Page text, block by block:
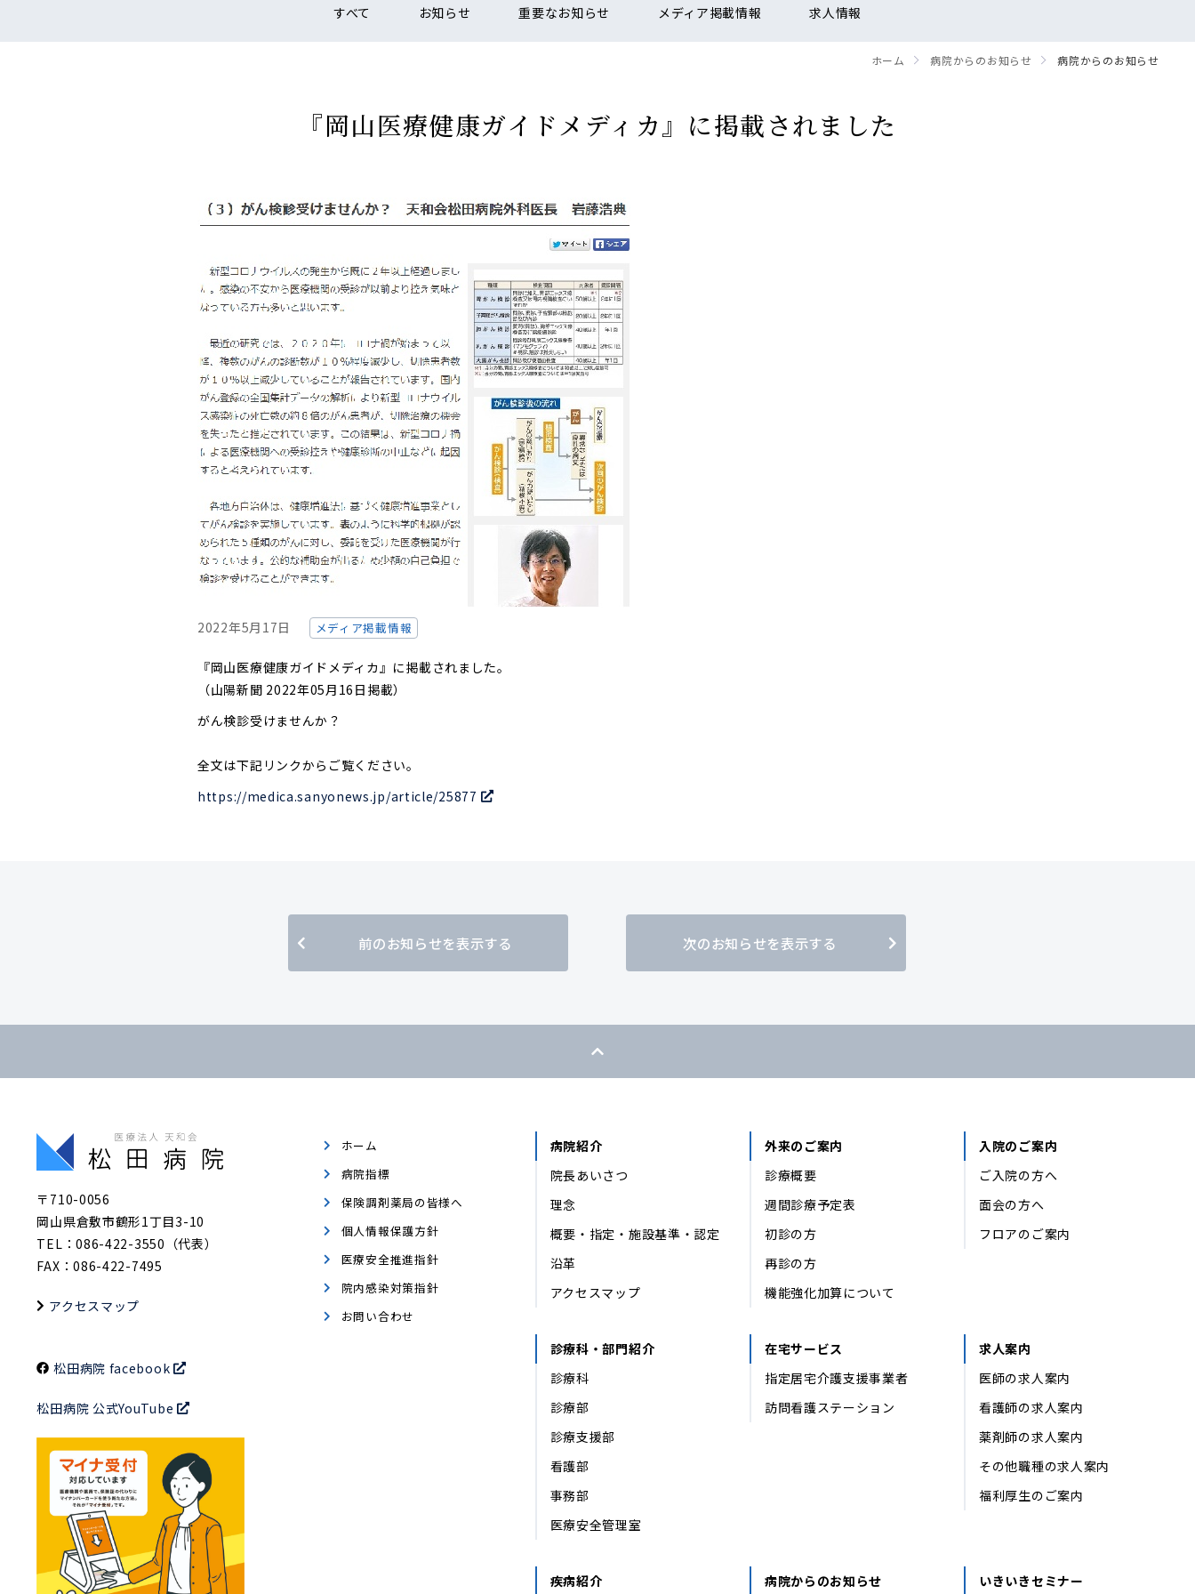
すべて お知らせ 重要なお知らせ メディア掲載情報 求人情報
ホーム 病院からのお知らせ 病院からのお知らせ
『岡山医療健康ガイドメディカ』に掲載されました
2022年5月17日 メディア掲載情報
『岡山医療健康ガイドメディカ』に掲載されました。
（山陽新聞 2022年05月16日掲載）
がん検診受けませんか？
全文は下記リンクからご覧ください。
https://medica.sanyonews.jp/article/25877
前のお知らせを表示する 次のお知らせを表示する
〒710-0056
岡山県倉敷市鶴形1丁目3-10
TEL：086-422-3550（代表）
FAX：086-422-7495
アクセスマップ
松田病院 facebook
松田病院 公式YouTube
ホーム
病院指標
保険調剤薬局の皆様へ
個人情報保護方針
医療安全推進指針
院内感染対策指針
お問い合わせ
病院紹介
院長あいさつ
理念
概要・指定・施設基準・認定
沿革
アクセスマップ
外来のご案内
診療概要
週間診療予定表
初診の方
再診の方
機能強化加算について
入院のご案内
ご入院の方へ
面会の方へ
フロアのご案内
診療科・部門紹介
診療科
診療部
診療支援部
看護部
事務部
医療安全管理室
在宅サービス
指定居宅介護支援事業者
訪問看護ステーション
求人案内
医師の求人案内
看護師の求人案内
薬剤師の求人案内
その他職種の求人案内
福利厚生のご案内
疾病紹介 病院からのお知らせ いきいきセミナー